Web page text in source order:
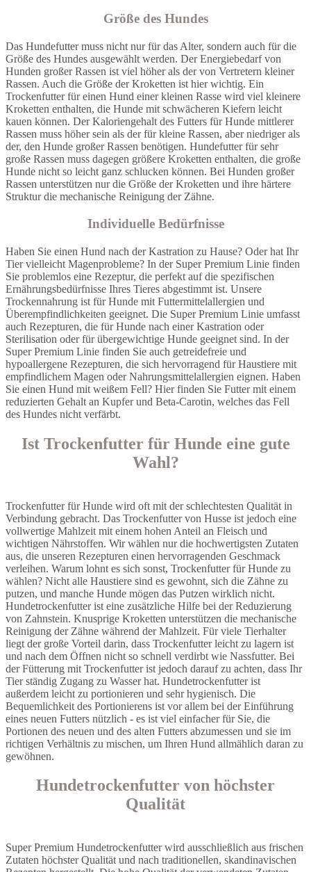
Größe des Hundes
Das Hundefutter muss nicht nur für das Alter, sondern auch für die
Größe des Hundes ausgewählt werden. Der Energiebedarf von
Hunden großer Rassen ist viel höher als der von Vertretern kleiner
Rassen. Auch die Größe der Kroketten ist hier wichtig. Ein
Trockenfutter für einen Hund einer kleinen Rasse wird viel kleinere
Kroketten enthalten, die Hunde mit schwächeren Kiefern leicht
kauen können. Der Kaloriengehalt des Futters für Hunde mittlerer
Rassen muss höher sein als der für kleine Rassen, aber niedriger als
der, den Hunde großer Rassen benötigen. Hundefutter für sehr
große Rassen muss dagegen größere Kroketten enthalten, die große
Hunde nicht so leicht ganz schlucken können. Bei Hunden großer
Rassen unterstützen nur die Größe der Kroketten und ihre härtere
Struktur die mechanische Reinigung der Zähne.
Individuelle Bedürfnisse
Haben Sie einen Hund nach der Kastration zu Hause? Oder hat Ihr
Tier vielleicht Magenprobleme? In der Super Premium Linie finden
Sie problemlos eine Rezeptur, die perfekt auf die spezifischen
Ernährungsbedürfnisse Ihres Tieres abgestimmt ist. Unsere
Trockennahrung ist für Hunde mit Futtermittelallergien und
Überempfindlichkeiten geeignet. Die Super Premium Linie umfasst
auch Rezepturen, die für Hunde nach einer Kastration oder
Sterilisation oder für übergewichtige Hunde geeignet sind. In der
Super Premium Linie finden Sie auch getreidefreie und
hypoallergene Rezepturen, die sich hervorragend für Haustiere mit
empfindlichem Magen oder Nahrungsmittelallergien eignen. Haben
Sie einen Hund mit weißem Fell? Hier finden Sie Futter mit einem
reduzierten Gehalt an Kupfer und Beta-Carotin, welches das Fell
des Hundes nicht verfärbt.
Ist Trockenfutter für Hunde eine gute
Wahl?
Trockenfutter für Hunde wird oft mit der schlechtesten Qualität in
Verbindung gebracht. Das Trockenfutter von Husse ist jedoch eine
vollwertige Mahlzeit mit einem hohen Anteil an Fleisch und
wichtigen Nährstoffen. Wir wählen nur die hochwertigsten Zutaten
aus, die unseren Rezepturen einen hervorragenden Geschmack
verleihen. Warum lohnt es sich sonst, Trockenfutter für Hunde zu
wählen? Nicht alle Haustiere sind es gewohnt, sich die Zähne zu
putzen, und manche Hunde mögen das Putzen wirklich nicht.
Hundetrockenfutter ist eine zusätzliche Hilfe bei der Reduzierung
von Zahnstein. Knusprige Kroketten unterstützen die mechanische
Reinigung der Zähne während der Mahlzeit. Für viele Tierhalter
liegt der große Vorteil darin, dass Trockenfutter leicht zu lagern ist
und nach dem Öffnen nicht so schnell verdirbt wie Nassfutter. Bei
der Fütterung mit Trockenfutter ist jedoch darauf zu achten, dass Ihr
Tier ständig Zugang zu Wasser hat. Hundetrockenfutter ist
außerdem leicht zu portionieren und sehr hygienisch. Die
Bequemlichkeit des Portionierens ist vor allem bei der Einführung
eines neuen Futters nützlich - es ist viel einfacher für Sie, die
Portionen des neuen und des alten Futters abzumessen und sie im
richtigen Verhältnis zu mischen, um Ihren Hund allmählich daran zu
gewöhnen.
Hundetrockenfutter von höchster
Qualität
Super Premium Hundetrockenfutter wird ausschließlich aus frischen
Zutaten höchster Qualität und nach traditionellen, skandinavischen